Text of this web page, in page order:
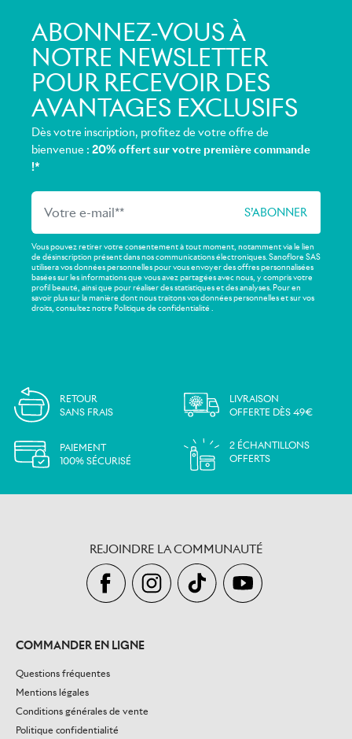
ABONNEZ-VOUS À
NOTRE NEWSLETTER
POUR RECEVOIR DES
AVANTAGES EXCLUSIFS
Dès votre inscription, profitez de votre offre de
bienvenue : 20% offert sur votre première commande
!*
Vous pouvez retirer votre consentement à tout moment, notamment via le lien
de désinscription présent dans nos communications électroniques. Sanoflore SAS
utilisera vos données personnelles pour vous envoyer des offres personnalisées
basées sur les informations que vous avez partagées avec nous, y compris votre
profil beauté, ainsi que pour réaliser des statistiques et des analyses. Pour en
savoir plus sur la manière dont nous traitons vos données personnelles et sur vos
droits, consultez notre Politique de confidentialité .
RETOUR
SANS FRAIS
LIVRAISON
OFFERTE DÈS 49€
PAIEMENT
100% SÉCURISÉ
2 ÉCHANTILLONS
OFFERTS
REJOINDRE LA COMMUNAUTÉ
COMMANDER EN LIGNE
Questions fréquentes
Mentions légales
Conditions générales de vente
Politique confidentialité